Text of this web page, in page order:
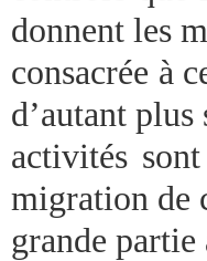
donnent les
consacrée à
d’autant plus
activités
migration de
grande partie